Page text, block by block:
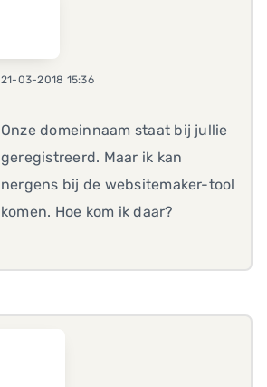
21-03-2018 15:36
Onze domeinnaam staat bij jullie
geregistreerd. Maar ik kan
nergens bij de websitemaker-tool
komen. Hoe kom ik daar?